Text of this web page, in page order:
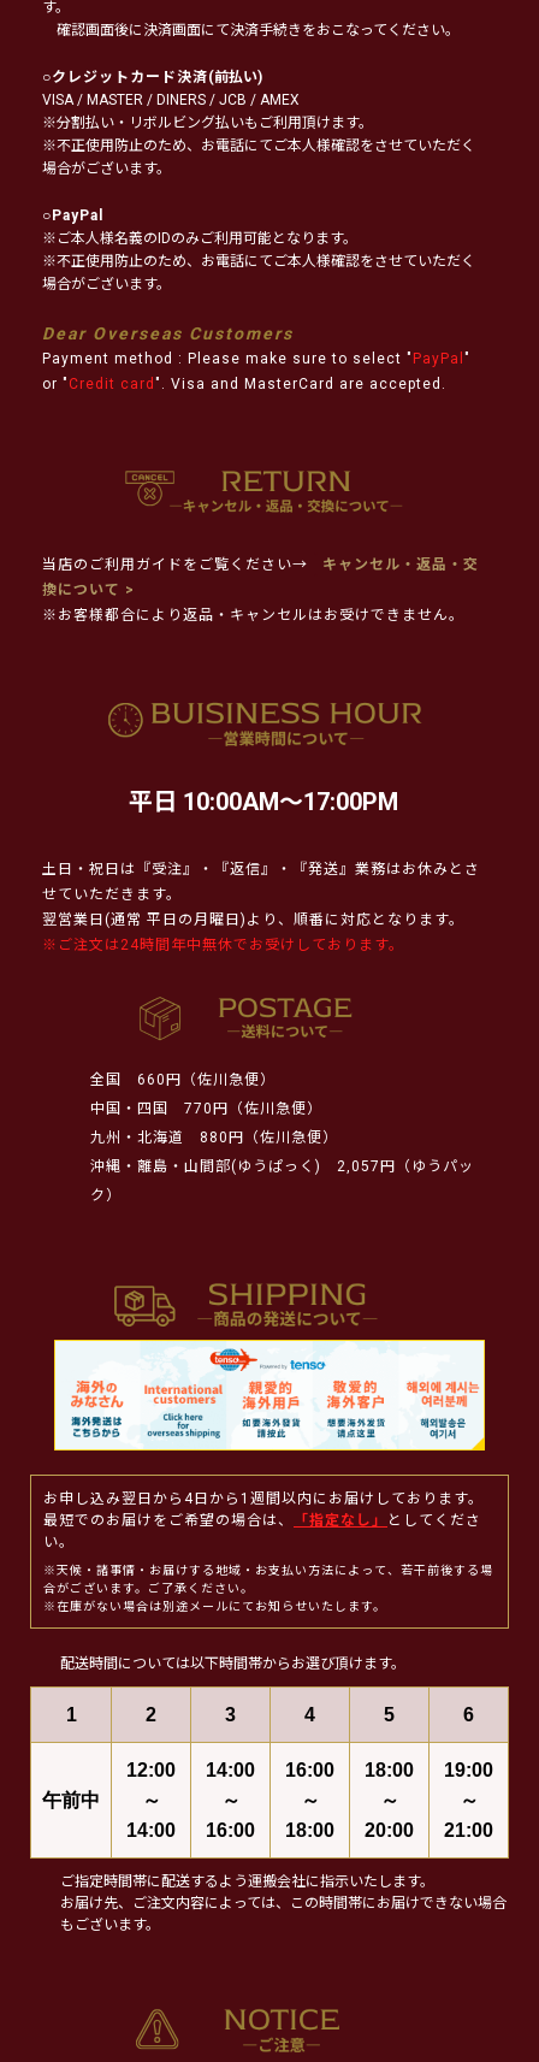
す。
確認画面後に決済画面にて決済手続きをおこなってください。
○クレジットカード決済(前払い)
VISA / MASTER / DINERS / JCB / AMEX
※分割払い・リボルビング払いもご利用頂けます。
※不正使用防止のため、お電話にてご本人様確認をさせていただく
場合がございます。
○PayPal
※ご本人様名義のIDのみご利用可能となります。
※不正使用防止のため、お電話にてご本人様確認をさせていただく
場合がございます。
Dear Overseas Customers
Payment method : Please make sure to select " PayPal "
or " Credit card ". Visa and MasterCard are accepted.
当店のご利用ガイドをご覧ください→
キャンセル・返品・交
換について >
※お客様都合により返品・キャンセルはお受けできません。
平日 10:00AM～17:00PM
土日・祝日は『受注』・『返信』・『発送』業務はお休みとさ
せていただきます。
翌営業日(通常 平日の月曜日)より、順番に対応となります。
※ご注文は24時間年中無休でお受けしております。
全国
660円（佐川急便）
中国・四国
770円（佐川急便）
九州・北海道
880円（佐川急便）
沖縄・離島・山間部(ゆうぱっく)
2,057円（ゆうパッ
ク）
お申し込み翌日から4日から1週間以内にお届けしております。
最短でのお届けをご希望の場合は、
「指定なし」
としてくださ
い。
※天候・諸事情・お届けする地域・お支払い方法によって、若干前後する場
合がございます。ご了承ください。
※在庫がない場合は別途メールにてお知らせいたします。
配送時間については以下時間帯からお選び頂けます。
1 2 3 4 5 6
午前中
12:00
～
14:00
14:00
～
16:00
16:00
～
18:00
18:00
～
20:00
19:00
～
21:00
ご指定時間帯に配送するよう運搬会社に指示いたします。
お届け先、ご注文内容によっては、この時間帯にお届けできない場合
もございます。